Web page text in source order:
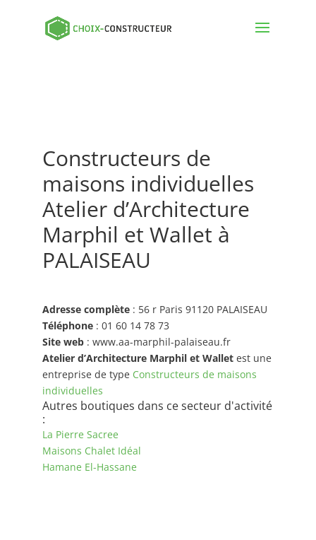
Constructeurs de
maisons individuelles
Atelier d’Architecture
Marphil et Wallet à
PALAISEAU
Adresse complète: 56 r Paris 91120 PALAISEAU
Téléphone: 01 60 14 78 73
Site web: www.aa-marphil-palaiseau.fr
Atelier d’Architecture Marphil et Walletest une
entreprise de type Constructeurs de maisons
individuelles
Autres boutiques dans ce secteur d'activité
:
La Pierre Sacree
Maisons Chalet Idéal
Hamane El-Hassane